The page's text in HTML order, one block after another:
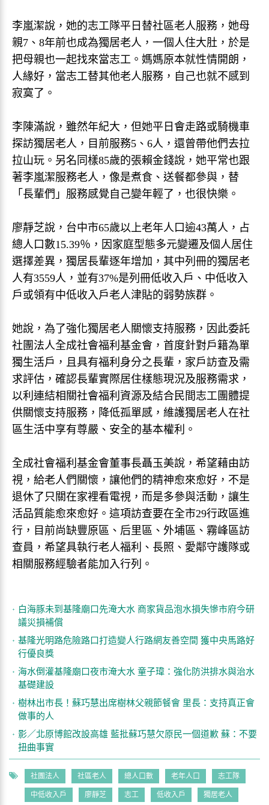
李嵐潔說，她的志工隊平日替社區老人服務，她母
親7、8年前也成為獨居老人，一個人住大肚，於是
把母親也一起找來當志工。媽媽原本就性情開朗，
人緣好，當志工替其他老人服務，自己也就不感到
寂寞了。
李陳滿說，雖然年紀大，但她平日會走路或騎機車
探訪獨居老人，目前服務5、6人，還曾帶他們去拉
拉山玩。另名同樣85歲的張賴金錢說，她平常也跟
著李嵐潔服務老人，像是煮食、送餐都參與，替
「長輩們」服務感覺自己變年輕了，也很快樂。
廖靜芝說，台中市65歲以上老年人口逾43萬人，占
總人口數15.39％，因家庭型態多元變遷及個人居住
選擇差異，獨居長輩逐年增加，其中列冊的獨居老
人有3559人，並有37%是列冊低收入戶、中低收入
戶或領有中低收入戶老人津貼的弱勢族群。
她說，為了強化獨居老人關懷支持服務，因此委託
社團法人全成社會福利基金會，首度針對戶籍為單
獨生活戶，且具有福利身分之長輩，家戶訪查及需
求評估，確認長輩實際居住樣態現況及服務需求，
以利連結相關社會福利資源及結合民間志工團體提
供關懷支持服務，降低孤單感，維護獨居老人在社
區生活中享有尊嚴、安全的基本權利。
全成社會福利基金會董事長聶玉美說，希望藉由訪
視，給老人們關懷，讓他們的精神愈來愈好，不是
退休了只關在家裡看電視，而是多參與活動，讓生
活品質能愈來愈好。這項訪查要在全市29行政區進
行，目前尚缺豐原區、后里區、外埔區、霧峰區訪
查員，希望具執行老人福利、長照、愛鄰守護隊或
相關服務經驗者能加入行列。
白海豚未到基隆廟口先淹大水 商家貨品泡水損失慘市府今研
議災損補償
基隆光明路危險路口打造變人行路網友善空間 獲中央馬路好
行優良獎
海水倒灌基隆廟口夜市淹大水 童子瑋：強化防洪排水與治水
基礎建設
樹林出市長！蘇巧慧出席樹林父親節餐會 里長：支持真正會
做事的人
影／北原博館改設高雄 藍批蘇巧慧欠原民一個道歉 蘇：不要
扭曲事實
社團法人 社區老人 總人口數 老年人口 志工隊
中低收入戶 廖靜芝 志工 低收入戶 獨居老人